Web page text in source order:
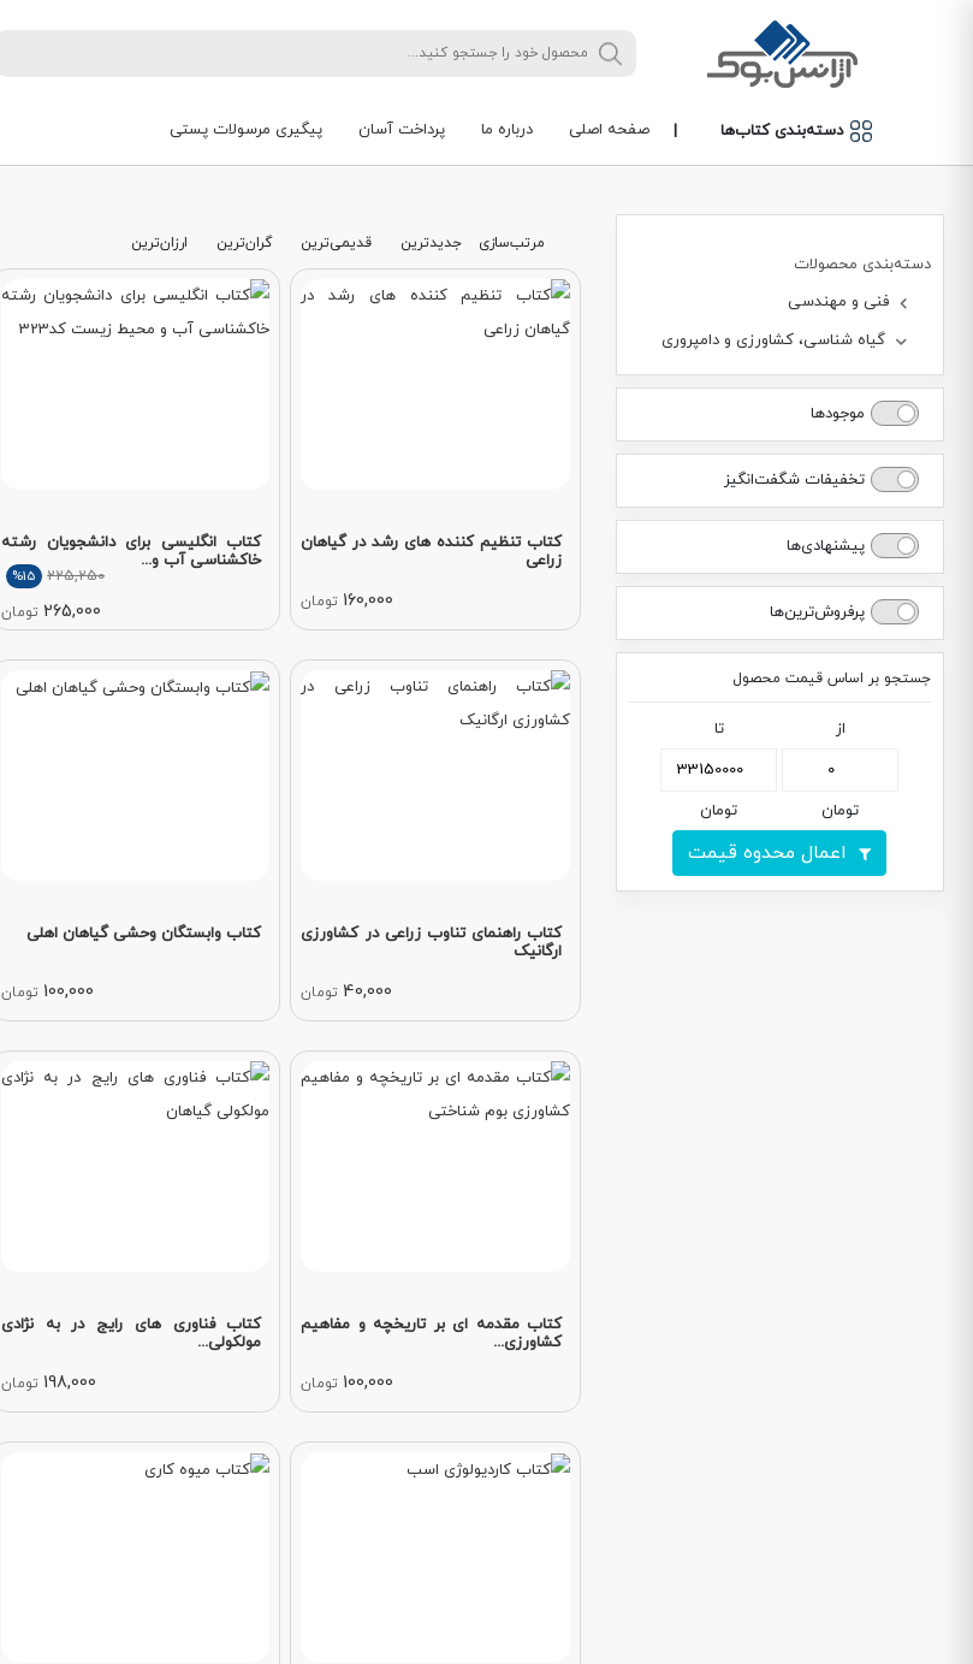
دسته‌بندی کتاب‌ها | صفحه اصلی درباره ما پرداخت آسان پیگیری مرسولات پستی
دسته‌بندی محصولات
فنی و مهندسی
گیاه شناسی، کشاورزی و دامپروری
موجودها
تخفیفات شگفت‌انگیز
پیشنهادی‌ها
پرفروش‌ترین‌ها
جستجو بر اساس قیمت محصول
از
تومان
تا
تومان
اعمال محدوه قیمت
مرتب‌سازی جدیدترین قدیمی‌ترین گران‌ترین ارزان‌ترین
کتاب تنظیم کننده های رشد در گیاهان
زراعی
160,000 تومان
کتاب انگلیسی برای دانشجویان رشته
خاکشناسی آب و...
225,250
%15
265,000 تومان
کتاب راهنمای تناوب زراعی در کشاورزی
ارگانیک
40,000 تومان
کتاب وابستگان وحشی گیاهان اهلی
100,000 تومان
کتاب مقدمه ای بر تاریخچه و مفاهیم
کشاورزی...
100,000 تومان
کتاب فناوری های رایج در به نژادی
مولکولی...
198,000 تومان